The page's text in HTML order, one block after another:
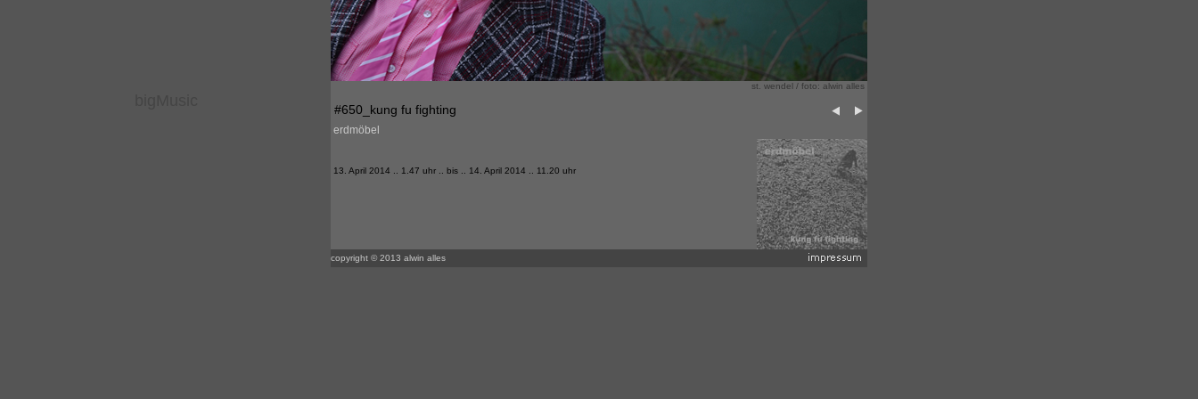
st. wendel / foto: alwin alles
#650_kung fu fighting
erdmöbel
13. April 2014 .. 1.47 uhr .. bis .. 14. April 2014 .. 11.20 uhr
copyright © 2013 alwin alles